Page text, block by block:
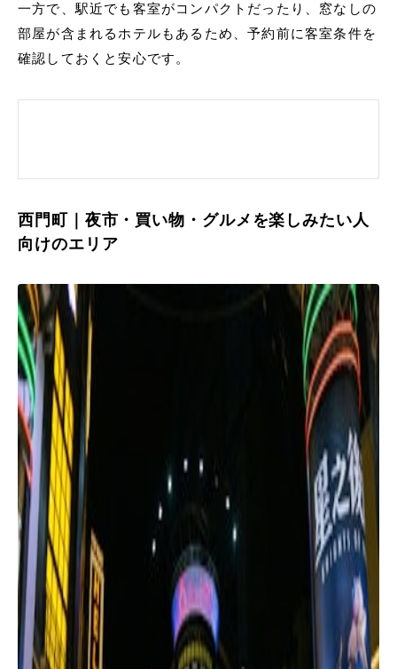
一方で、駅近でも客室がコンパクトだったり、窓なしの
部屋が含まれるホテルもあるため、予約前に客室条件を
確認しておくと安心です。
西門町｜夜市・買い物・グルメを楽しみたい人
向けのエリア